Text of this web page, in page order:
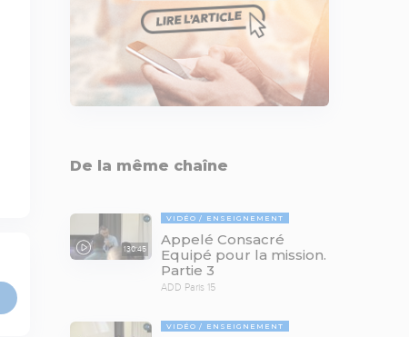
De la même chaîne
130:45
VIDÉO ENSEIGNEMENT
Appelé Consacré
Equipé pour la mission.
Partie 3
ADD Paris 15
VIDÉO ENSEIGNEMENT